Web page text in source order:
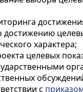
достижению
характера;
целевых
с